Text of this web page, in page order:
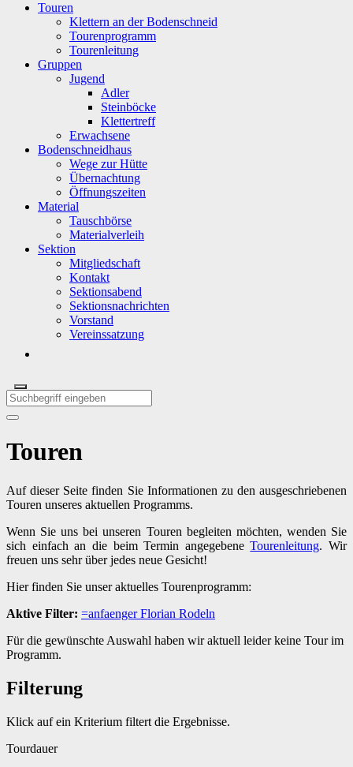
Touren
Klettern an der Bodenschneid
Tourenprogramm
Tourenleitung
Gruppen
Jugend
Adler
Steinböcke
Klettertreff
Erwachsene
Bodenschneidhaus
Wege zur Hütte
Übernachtung
Öffnungszeiten
Material
Tauschbörse
Materialverleih
Sektion
Mitgliedschaft
Kontakt
Sektionsabend
Sektionsnachrichten
Vorstand
Vereinssatzung
Touren
Auf dieser Seite finden Sie Informationen zu den ausgeschriebenen
Touren unseres aktuellen Programms.
Wenn Sie uns bei unseren Touren begleiten möchten, wenden Sie
sich einfach an die beim Termin angegebeneTourenleitung. Wir
freuen uns sehr über jedes neue Gesicht!
Hier finden Sie unser aktuelles Tourenprogramm:
Aktive Filter: =anfaengerFlorian Rodeln
Für die gewünschte Auswahl haben wir aktuell leider keine Tour im
Programm.
Filterung
Klick auf ein Kriterium filtert die Ergebnisse.
Tourdauer